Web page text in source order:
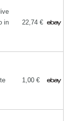
in
22,74 €
1,00 €